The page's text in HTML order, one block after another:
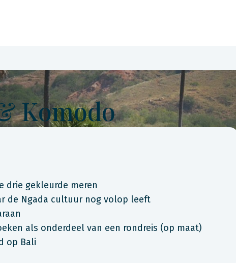
Komodo
drie gekleurde meren
de Ngada cultuur nog volop leeft
als onderdeel van een rondreis (op maat)
op Bali